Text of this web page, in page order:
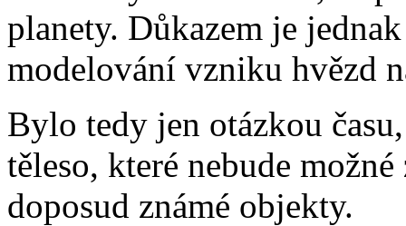
planety. Důkazem je
modelování vzniku hvězd
Bylo tedy jen otázkou
těleso, které nebude
doposud známé objekty.